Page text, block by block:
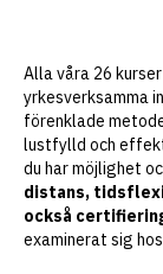
Alla våra 26
yrkesverksamma
förenklade
lustfylld och
du har möjlighet
distans,
också
examinerat sig